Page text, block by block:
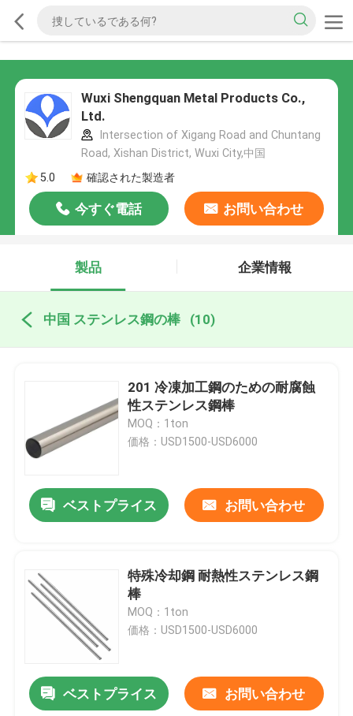
Wuxi Shengquan Metal Products Co.,
Ltd.
Intersection of Xigang Road and Chuntang
Road, Xishan District, Wuxi City,中国
5.0
確認された製造者
今すぐ電話 お問い合わせ
製品 企業情報
中国 ステンレス鋼の棒 (10)
201 冷凍加工鋼のための耐腐蝕
性ステンレス鋼棒
MOQ：1ton
価格：USD1500-USD6000
ベストプライス お問い合わせ
特殊冷却鋼 耐熱性ステンレス鋼
棒
MOQ：1ton
価格：USD1500-USD6000
ベストプライス お問い合わせ